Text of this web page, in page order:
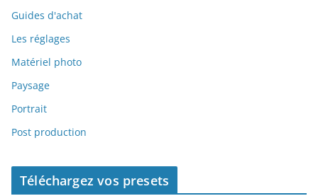
Guides d'achat
Les réglages
Matériel photo
Paysage
Portrait
Post production
Téléchargez vos presets